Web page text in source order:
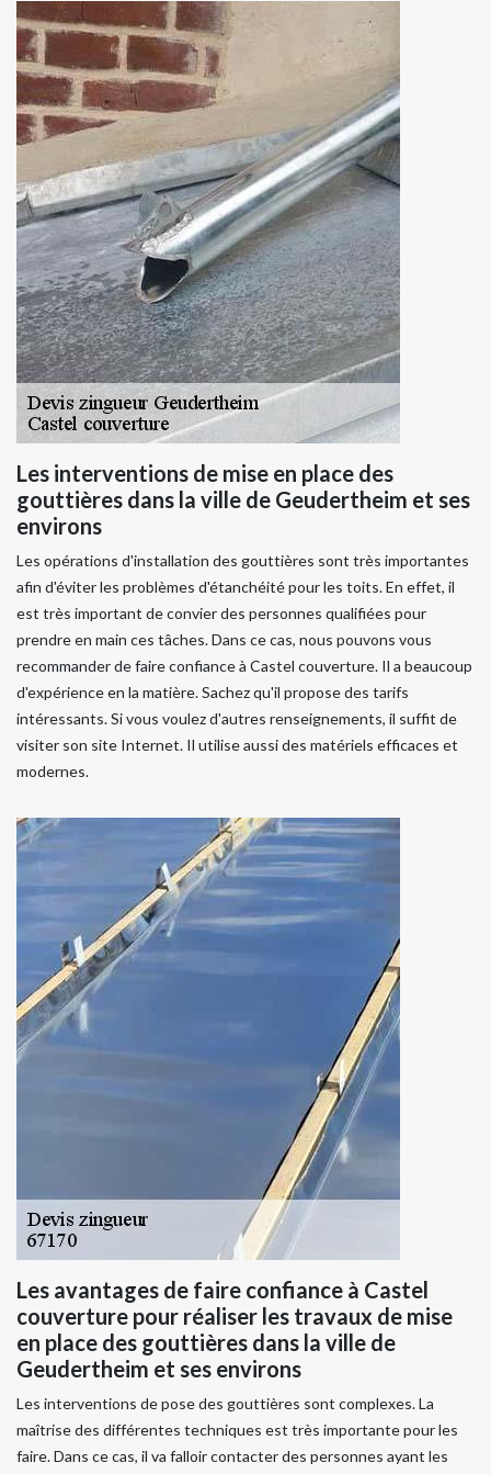
Les interventions de mise en place des
gouttières dans la ville de Geudertheim et ses
environs
Les opérations d'installation des gouttières sont très importantes
afin d'éviter les problèmes d'étanchéité pour les toits. En effet, il
est très important de convier des personnes qualifiées pour
prendre en main ces tâches. Dans ce cas, nous pouvons vous
recommander de faire confiance à Castel couverture. Il a beaucoup
d'expérience en la matière. Sachez qu'il propose des tarifs
intéressants. Si vous voulez d'autres renseignements, il suffit de
visiter son site Internet. Il utilise aussi des matériels efficaces et
modernes.
Les avantages de faire confiance à Castel
couverture pour réaliser les travaux de mise
en place des gouttières dans la ville de
Geudertheim et ses environs
Les interventions de pose des gouttières sont complexes. La
maîtrise des différentes techniques est très importante pour les
faire. Dans ce cas, il va falloir contacter des personnes ayant les